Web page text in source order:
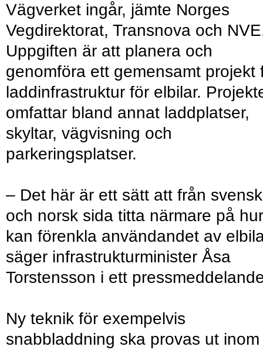
Vägverket ingår, jämte Norges
Vegdirektorat, Transnova och
Uppgiften är att planera och
genomföra ett gemensamt projekt
laddinfrastruktur för elbilar.
omfattar bland annat laddplatser,
skyltar, vägvisning och
parkeringsplatser.
– Det här är ett sätt att från svensk
och norsk sida titta närmare på
kan förenkla användandet av
säger infrastrukturminister Åsa
Torstensson i ett
Ny teknik för exempelvis
snabbladdning ska provas ut inom